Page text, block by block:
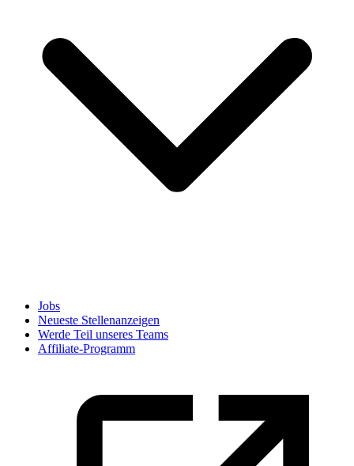
Jobs
Neueste Stellenanzeigen
Werde Teil unseres Teams
Affiliate-Programm